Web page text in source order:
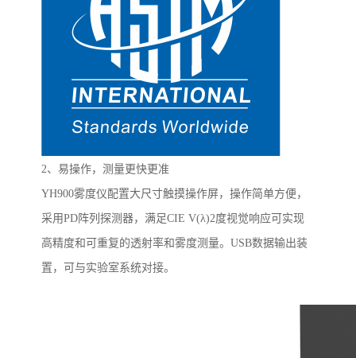
2、易操作，测量更快更准
YH900雾度仪配置大尺寸触摸操作屏，操作简单方便，
采用PD阵列探测器，满足CIE V(λ)2度视觉响应可实现
高精度和可重复的透射率和雾度测量。 USB数据输出装
置，可与实验室系统对接。